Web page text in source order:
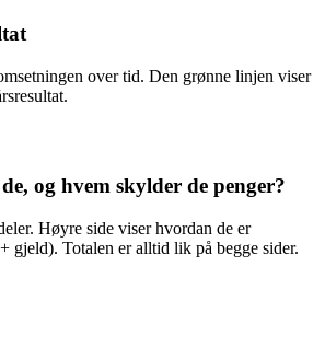
over tid. Den grønne linjen viser
og hvem skylder de penger?
Høyre side viser hvordan de er
gjeld). Totalen er alltid lik på begge sider.